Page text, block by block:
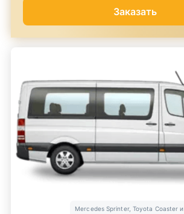
Заказать
Mercedes Sprinter, Toyota Coaster и